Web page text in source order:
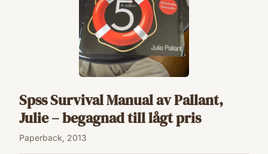
Spss Survival Manual av Pallant,
Julie – begagnad till lågt pris
Paperback, 2013